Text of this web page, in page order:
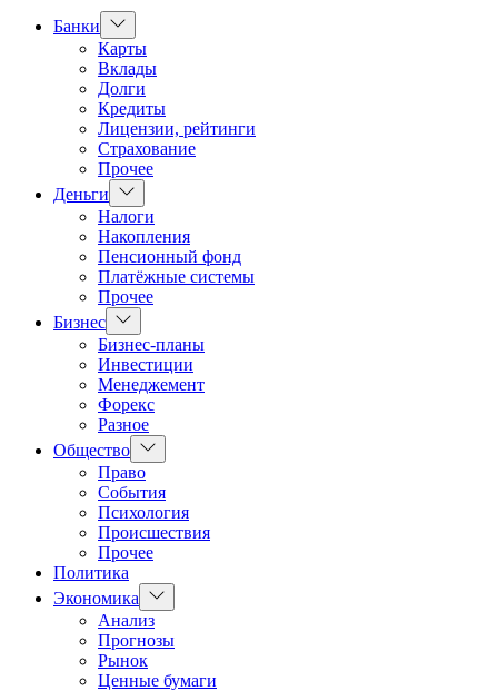
Банки
Показать
подменю
Карты
Вклады
Долги
Кредиты
Лицензии, рейтинги
Страхование
Прочее
Деньги
Показать
подменю
Налоги
Накопления
Пенсионный фонд
Платёжные системы
Прочее
Бизнес Показать
подменю
Бизнес-планы
Инвестиции
Менеджемент
Форекс
Разное
Общество Показать
подменю
Право
События
Психология
Происшествия
Прочее
Политика
Экономика
Показать
подменю
Анализ
Прогнозы
Рынок
Ценные бумаги